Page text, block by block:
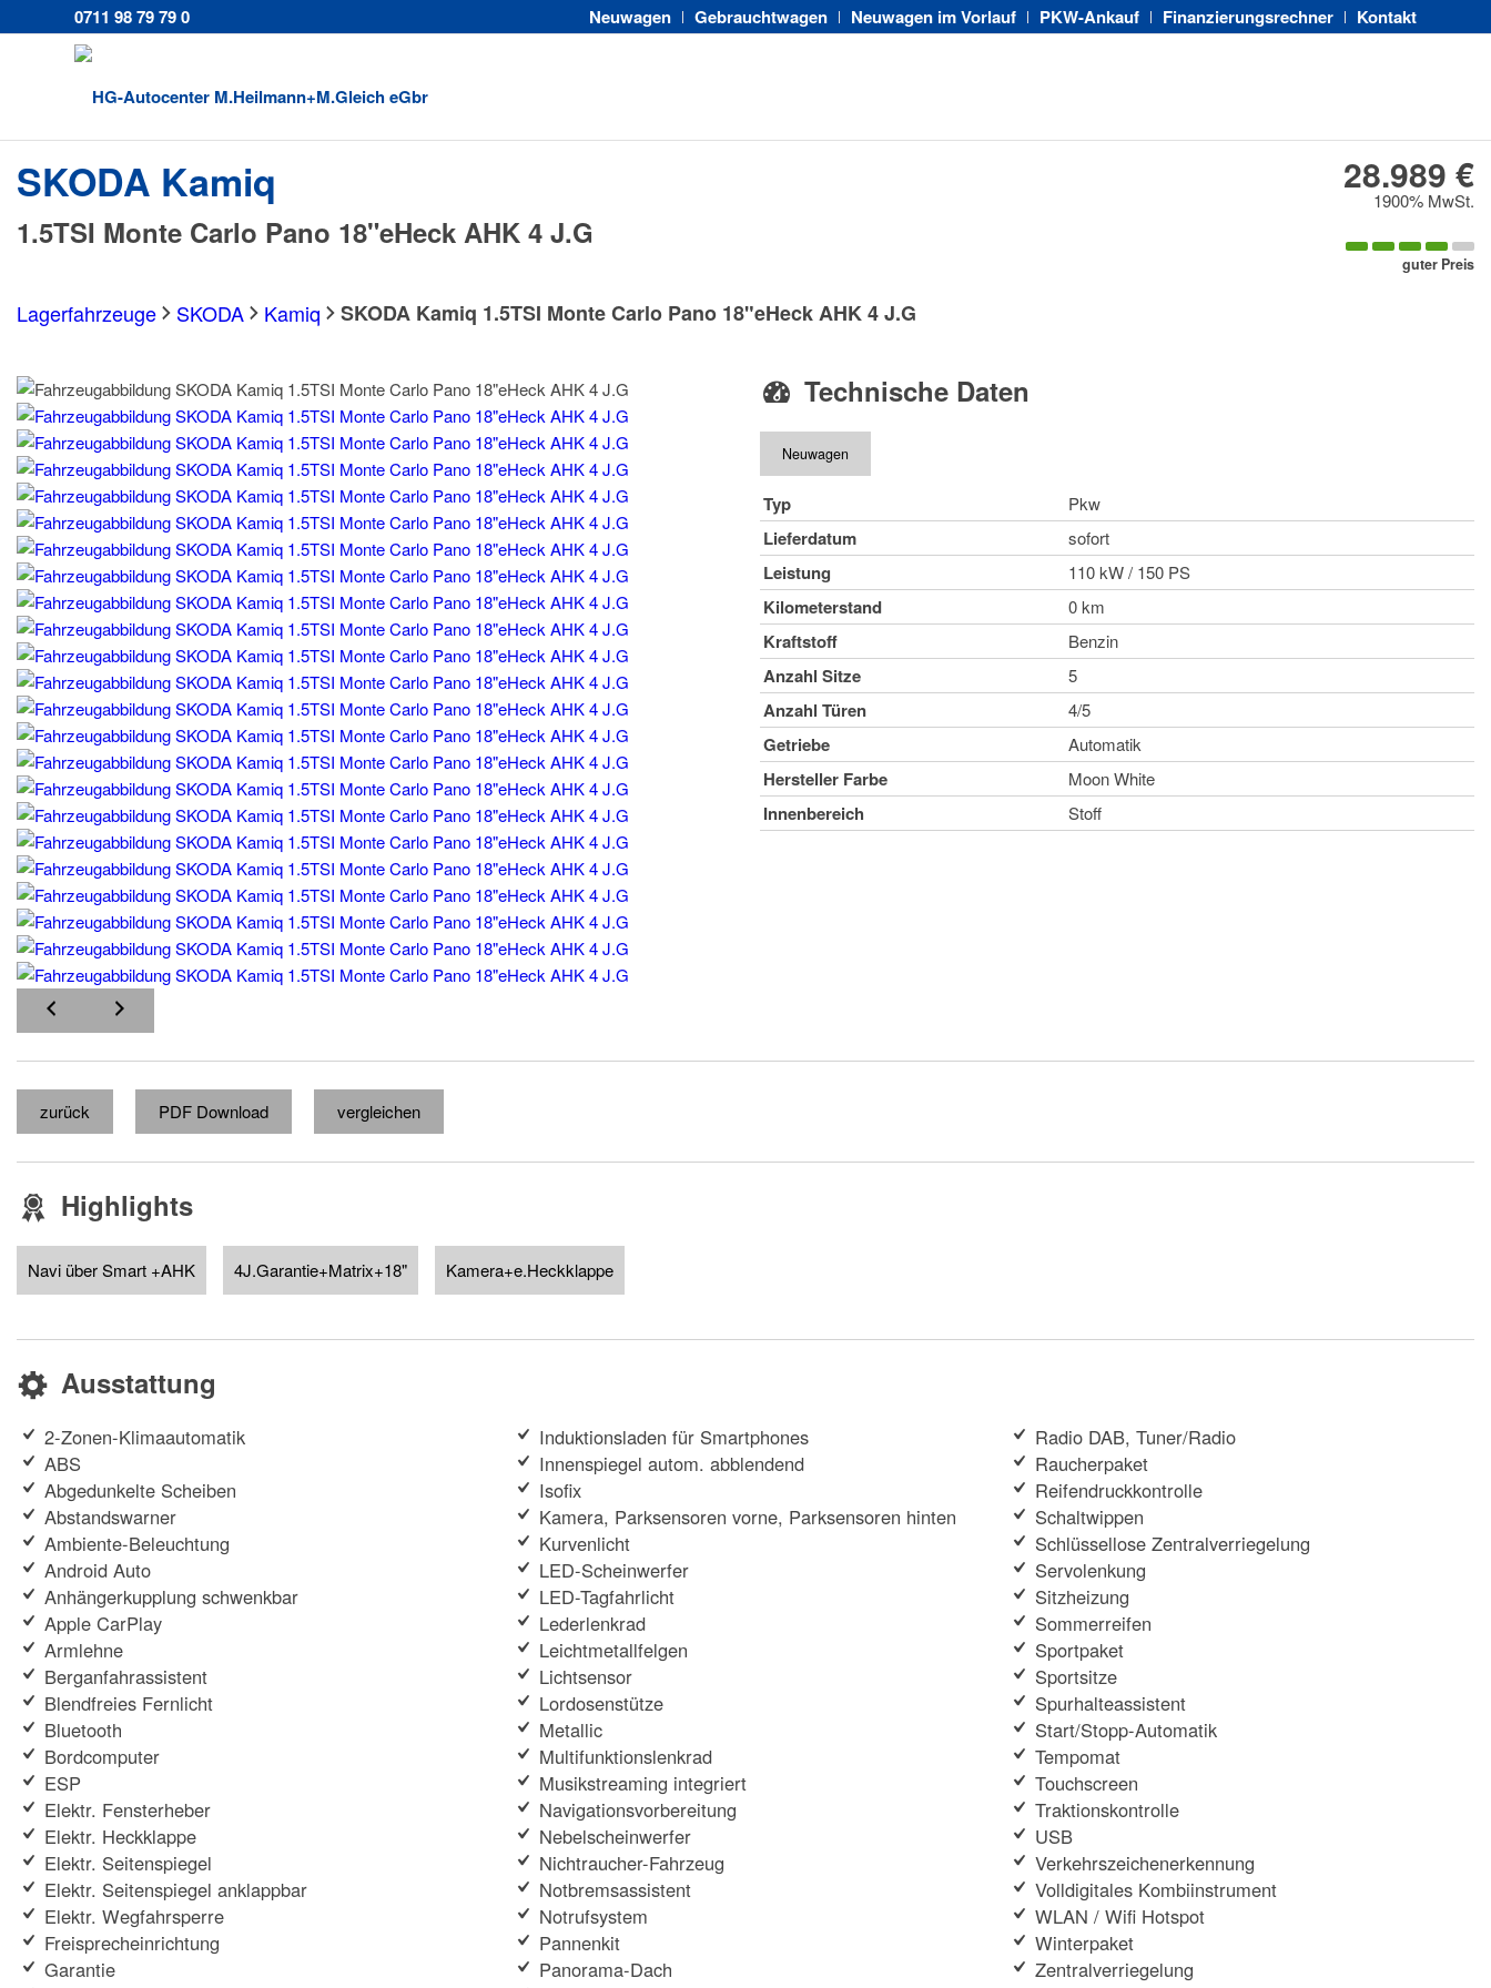
Neuwagen Gebrauchtwagen Neuwagen im Vorlauf PKW-Ankauf Finanzierungsrechner Kontakt
0711 98 79 79 0
SKODA Kamiq
1.5TSI Monte Carlo Pano 18"eHeck AHK 4 J.G
28.989 €
1900% MwSt.
guter Preis
Lagerfahrzeuge SKODA Kamiq SKODA Kamiq 1.5TSI Monte Carlo Pano 18"eHeck AHK 4 J.G
Technische Daten
Neuwagen
Typ Pkw
Lieferdatum sofort
Leistung 110 kW / 150 PS
Kilometerstand 0 km
Kraftstoff Benzin
Anzahl Sitze 5
Anzahl Türen 4/5
Getriebe Automatik
Hersteller Farbe Moon White
Innenbereich Stoff
zurück PDF Download vergleichen
Highlights
Navi über Smart +AHK 4J.Garantie+Matrix+18" Kamera+e.Heckklappe
Ausstattung
2-Zonen-Klimaautomatik
ABS
Abgedunkelte Scheiben
Abstandswarner
Ambiente-Beleuchtung
Android Auto
Anhängerkupplung schwenkbar
Apple CarPlay
Armlehne
Berganfahrassistent
Blendfreies Fernlicht
Bluetooth
Bordcomputer
ESP
Elektr. Fensterheber
Elektr. Heckklappe
Elektr. Seitenspiegel
Elektr. Seitenspiegel anklappbar
Elektr. Wegfahrsperre
Freisprecheinrichtung
Garantie
Induktionsladen für Smartphones
Innenspiegel autom. abblendend
Isofix
Kamera, Parksensoren vorne, Parksensoren hinten
Kurvenlicht
LED-Scheinwerfer
LED-Tagfahrlicht
Lederlenkrad
Leichtmetallfelgen
Lichtsensor
Lordosenstütze
Metallic
Multifunktionslenkrad
Musikstreaming integriert
Navigationsvorbereitung
Nebelscheinwerfer
Nichtraucher-Fahrzeug
Notbremsassistent
Notrufsystem
Pannenkit
Panorama-Dach
Radio DAB, Tuner/Radio
Raucherpaket
Reifendruckkontrolle
Schaltwippen
Schlüssellose Zentralverriegelung
Servolenkung
Sitzheizung
Sommerreifen
Sportpaket
Sportsitze
Spurhalteassistent
Start/Stopp-Automatik
Tempomat
Touchscreen
Traktionskontrolle
USB
Verkehrszeichenerkennung
Volldigitales Kombiinstrument
WLAN / Wifi Hotspot
Winterpaket
Zentralverriegelung